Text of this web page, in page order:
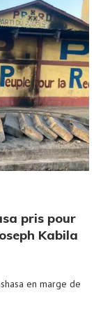
pris pour
Kabila
en marge de